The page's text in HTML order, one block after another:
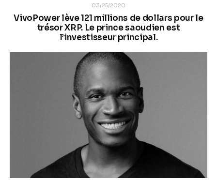
03/25/2020
VivoPower lève 121 millions de dollars pour le
trésor XRP. Le prince saoudien est
l’investisseur principal.